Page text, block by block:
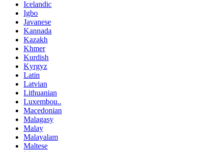
Icelandic
Igbo
Javanese
Kannada
Kazakh
Khmer
Kurdish
Kyrgyz
Latin
Latvian
Lithuanian
Luxembou..
Macedonian
Malagasy
Malay
Malayalam
Maltese